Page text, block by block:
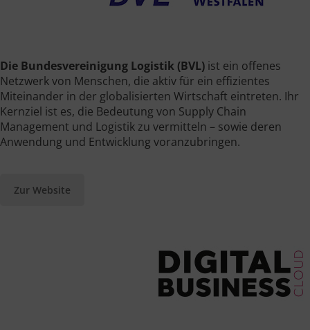
Die Bundesvereinigung Logistik (BVL) ist ein offenes
Netzwerk von Menschen, die aktiv für ein effizientes
Miteinander in der globalisierten Wirtschaft eintreten. Ihr
Kernziel ist es, die Bedeutung von Supply Chain
Management und Logistik zu vermitteln – sowie deren
Anwendung und Entwicklung voranzubringen.
Zur Website